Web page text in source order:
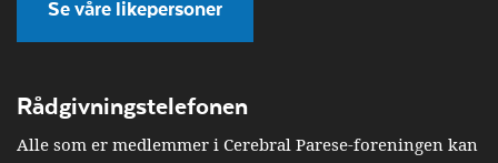
Se våre likepersoner
Rådgivningstelefonen
Alle som er medlemmer i Cerebral Parese-foreningen kan